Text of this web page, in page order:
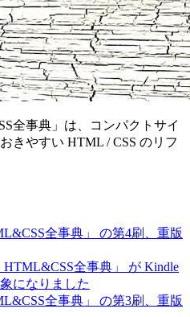
全事典」は、コンパクトサイ
きやすい HTML / CSS のリフ
全事典」 の第4刷、重版
全事典」 が Kindle
になりました
全事典」 の第3刷、重版